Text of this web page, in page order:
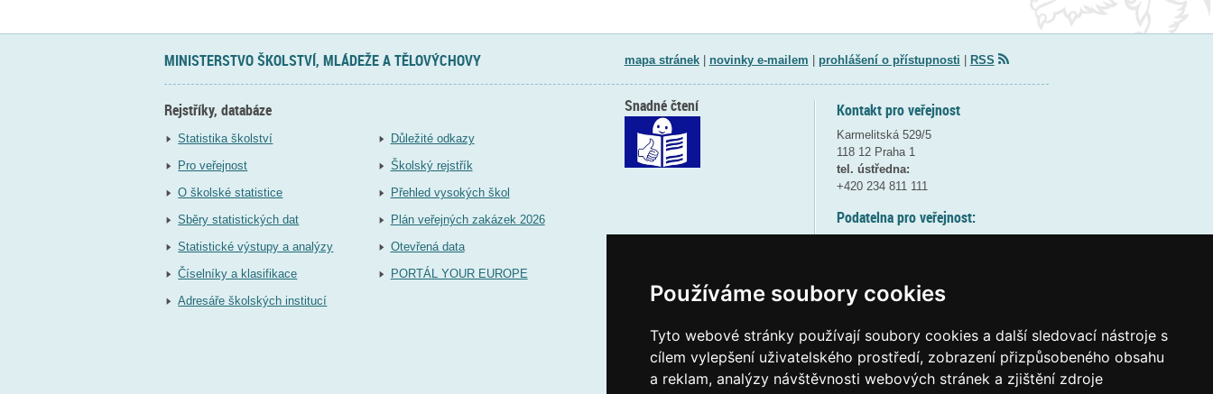
Používáme soubory cookies
Tyto webové stránky používají soubory cookies a další sledovací nástroje s
cílem vylepšení uživatelského prostředí, zobrazení přizpůsobeného obsahu
a reklam, analýzy návštěvnosti webových stránek a zjištění zdroje
MINISTERSTVO ŠKOLSTVÍ, MLÁDEŽE A TĚLOVÝCHOVY mapa stránek| novinky e-mailem prohlášení o přístupnosti RSS
Rejstříky, databáze
Statistika školství
Pro veřejnost
O školské statistice
Sběry statistických dat
Statistické výstupy a analýzy
Číselníky a klasifikace
Adresáře školských institucí
Důležité odkazy
Školský rejstřík
Přehled vysokých škol
Plán veřejných zakázek 2026
Otevřená data
PORTÁL YOUR EUROPE
Kontakt pro veřejnost
Karmelitská 529/5
118 12 Praha 1
tel. ústředna:
+420 234 811 111
Podatelna pro veřejnost:
(více informací
Elektronická podatelna:
posta@msmtgov cz
Snadné čtení